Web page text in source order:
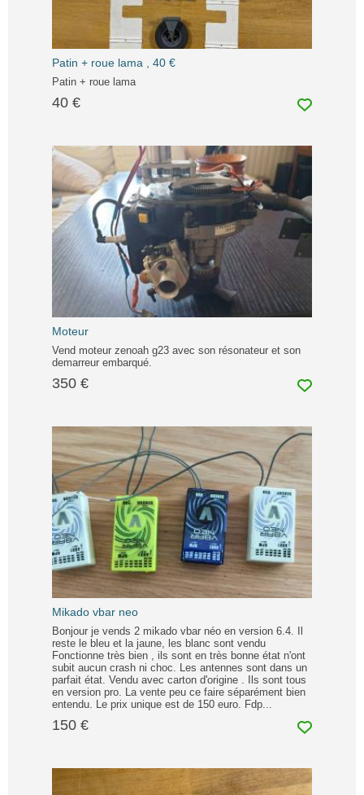
Patin + roue lama , 40 €
Patin + roue lama
40 €
Moteur
Vend moteur zenoah g23 avec son résonateur et son
demarreur embarqué.
350 €
Mikado vbar neo
Bonjour je vends 2 mikado vbar néo en version 6.4. Il
reste le bleu et la jaune, les blanc sont vendu
Fonctionne très bien , ils sont en très bonne état n'ont
subit aucun crash ni choc. Les antennes sont dans un
parfait état. Vendu avec carton d'origine . Ils sont tous
en version pro. La vente peu ce faire séparément bien
entendu. Le prix unique est de 150 euro. Fdp...
150 €